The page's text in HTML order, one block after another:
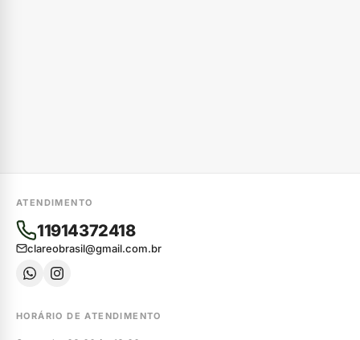
ATENDIMENTO
11914372418
clareobrasil@gmail.com.br
HORÁRIO DE ATENDIMENTO